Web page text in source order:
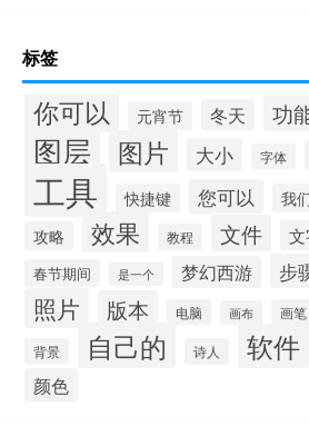
标签
你可以 元宵节 冬天 功
图层 图片 大小 字体
工具 快捷键 您可以 我
攻略
效果 教程 文件
春节期间 是一个 梦幻西游 步
照片 版本 电脑 画布 画笔
背景 自己的 诗人 软件
颜色